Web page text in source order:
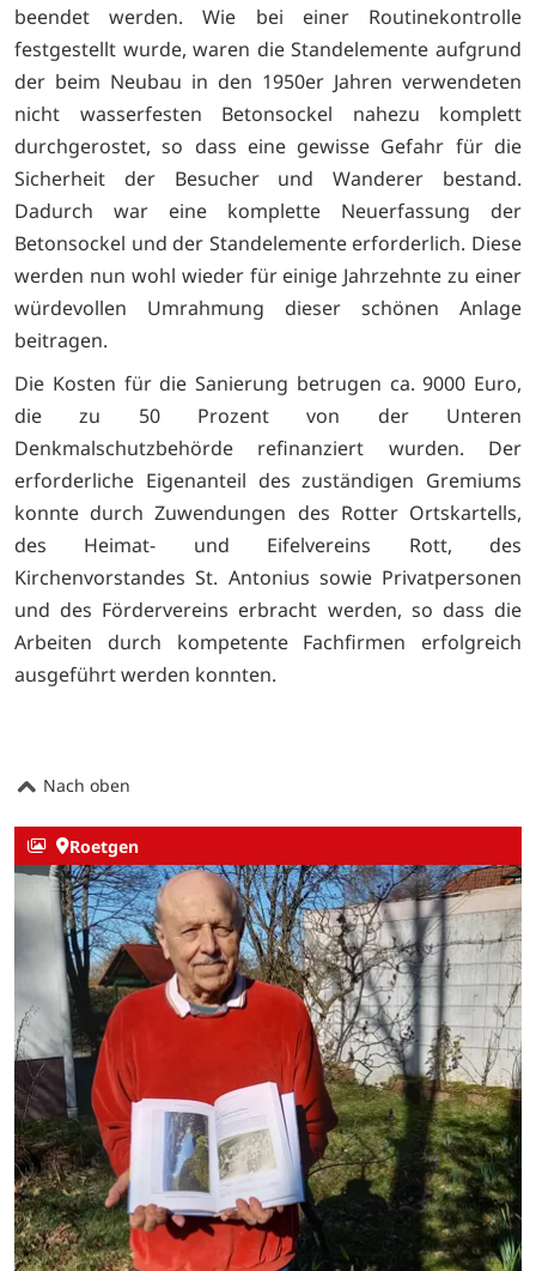
beendet werden. Wie bei einer Routinekontrolle
festgestellt wurde, waren die Standelemente aufgrund
der beim Neubau in den 1950er Jahren verwendeten
nicht wasserfesten Betonsockel nahezu komplett
durchgerostet, so dass eine gewisse Gefahr für die
Sicherheit der Besucher und Wanderer bestand.
Dadurch war eine komplette Neuerfassung der
Betonsockel und der Standelemente erforderlich. Diese
werden nun wohl wieder für einige Jahrzehnte zu einer
würdevollen Umrahmung dieser schönen Anlage
beitragen.
Die Kosten für die Sanierung betrugen ca. 9000 Euro,
die zu 50 Prozent von der Unteren
Denkmalschutzbehörde refinanziert wurden. Der
erforderliche Eigenanteil des zuständigen Gremiums
konnte durch Zuwendungen des Rotter Ortskartells,
des Heimat- und Eifelvereins Rott, des
Kirchenvorstandes St. Antonius sowie Privatpersonen
und des Fördervereins erbracht werden, so dass die
Arbeiten durch kompetente Fachfirmen erfolgreich
ausgeführt werden konnten.
Nach oben
Roetgen